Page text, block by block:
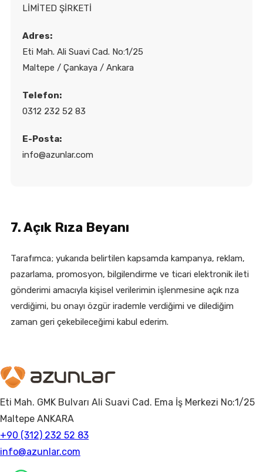
LİMİTED ŞİRKETİ
Adres:
Eti Mah. Ali Suavi Cad. No:1/25
Maltepe / Çankaya / Ankara
Telefon:
0312 232 52 83
E-Posta:
info@azunlar.com
7. Açık Rıza Beyanı
Tarafımca; yukarıda belirtilen kapsamda kampanya, reklam,
pazarlama, promosyon, bilgilendirme ve ticari elektronik ileti
gönderimi amacıyla kişisel verilerimin işlenmesine açık rıza
verdiğimi, bu onayı özgür irademle verdiğimi ve dilediğim
zaman geri çekebileceğimi kabul ederim.
Eti Mah. GMK Bulvarı Ali Suavi Cad. Ema İş Merkezi No:1/25
Maltepe ANKARA
+90 (312) 232 52 83
info@azunlar.com